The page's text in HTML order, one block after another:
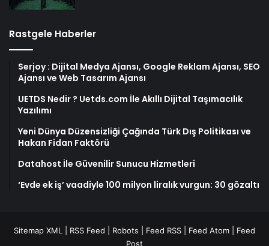
Rastgele Haberler
Serjoy : Dijital Medya Ajansı, Google Reklam Ajansı, SEO
Ajansı ve Web Tasarım Ajansı
UETDS Nedir ? Uetds.com İle Akıllı Dijital Taşımacılık
Yazılımı
Yeni Dünya Düzensizliği Çağında Türk Dış Politikası ve
Hakan Fidan Faktörü
Datahost İle Güvenilir Sunucu Hizmetleri
‘Evde ek iş’ vaadiyle 100 milyon liralık vurgun: 30 gözaltı
Sitemap XML RSS Feed Robots Feed RSS Feed Atom
Feed
Post